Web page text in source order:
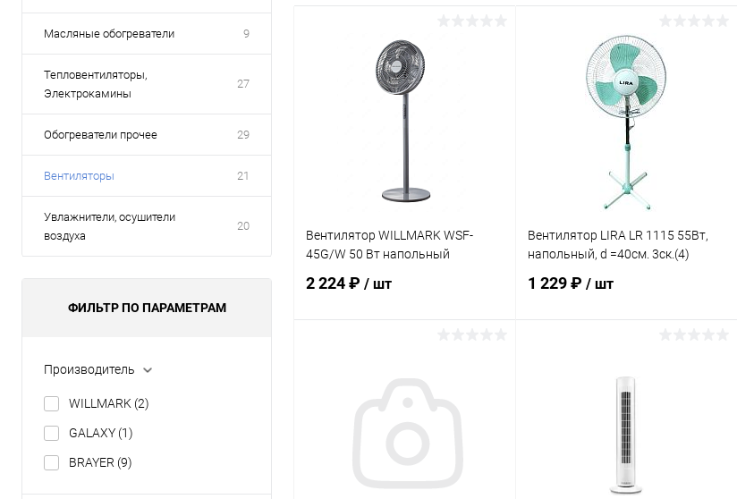
Масляные обогреватели 9
Тепловентиляторы,
Электрокамины
27
Обогреватели прочее 29
Вентиляторы 21
Увлажнители, осушители
воздуха
20
ФИЛЬТР ПО ПАРАМЕТРАМ
Производитель
WILLMARK (2)
GALAXY (1)
BRAYER (9)
Вентилятор WILLMARK WSF-
45G/W 50 Вт напольный
2 224 ₽ / шт
Вентилятор LIRA LR 1115 55Вт,
напольный, d =40см. 3ск.(4)
1 229 ₽ / шт
Купить в 1 клик